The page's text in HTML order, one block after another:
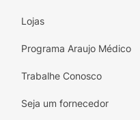
no bolso.
Lojas
Programa Araujo Médico
Trabalhe Conosco
Seja um fornecedor